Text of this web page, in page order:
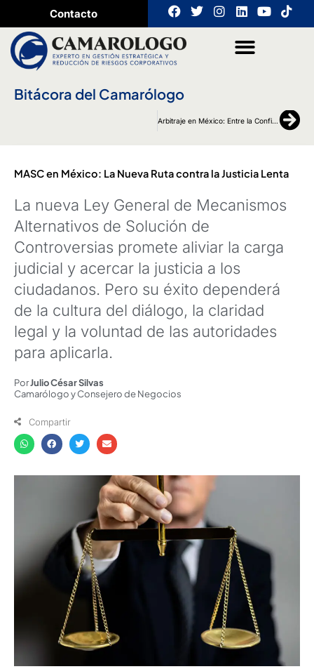
al
contenido
Contacto
F
c
e
b
k
T
I
L
k
Y
T
Bitácora del Camarólogo
Arbitraje en México: Entre la Confianza y el Cambio Cultural Empresarial
MASC en México: La Nueva Ruta contra la Justicia Lenta
La nueva Ley General de Mecanismos
Alternativos de Solución de
Controversias promete aliviar la carga
judicial y acercar la justicia a los
ciudadanos. Pero su éxito dependerá
de la cultura del diálogo, la claridad
legal y la voluntad de las autoridades
para aplicarla.
PorJulio César Silvas
Camarólogo y Consejero de Negocios
Compartir